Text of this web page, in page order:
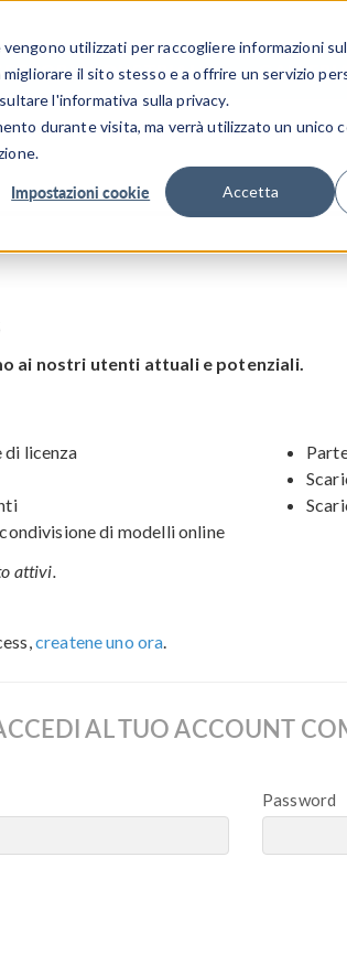
utilizzati per raccogliere informazioni
il sito stesso e a offrire un servizio
l'informativa sulla privacy.
durante visita, ma verrà utilizzato un unico
Impostazioni cookie Accetta
INDUSTRIALI
ai nostri utenti attuali e potenziali.
licenza
di modelli online
attivi.
createne uno ora.
AL TUO ACCOUNT
Password